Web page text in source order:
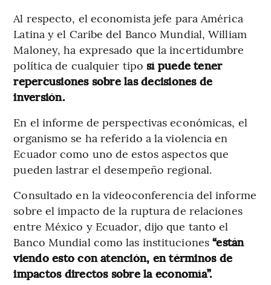
Al respecto, el economista jefe para América
Latina y el Caribe del Banco Mundial, William
Maloney, ha expresado que la incertidumbre
política de cualquier tiposí puede tener
repercusiones sobre las decisiones de
inversión.
En el informe de perspectivas económicas, el
organismo se ha referido a la violencia en
Ecuador como uno de estos aspectos que
pueden lastrar el desempeño regional.
Consultado en la videoconferencia del informe
sobre el impacto de la ruptura de relaciones
entre México y Ecuador, dijo que tanto el
Banco Mundial como las instituciones“están
viendo esto con atención, en términos de
impactos directos sobre la economía”.